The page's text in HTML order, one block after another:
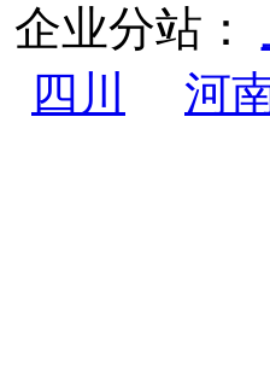
企业分站：
四川
河